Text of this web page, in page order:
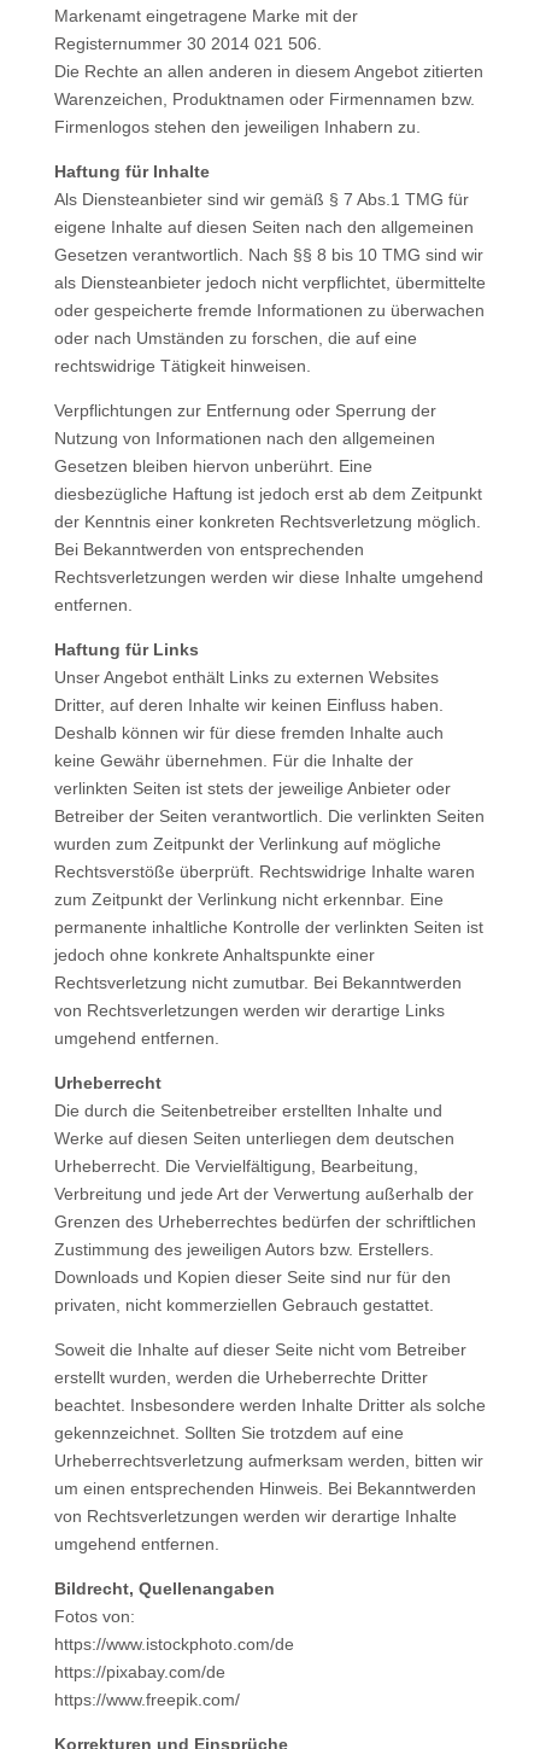
Markenamt eingetragene Marke mit der
Registernummer 30 2014 021 506.
Die Rechte an allen anderen in diesem Angebot zitierten
Warenzeichen, Produktnamen oder Firmennamen bzw.
Firmenlogos stehen den jeweiligen Inhabern zu.
Haftung für Inhalte
Als Diensteanbieter sind wir gemäß § 7 Abs.1 TMG für
eigene Inhalte auf diesen Seiten nach den allgemeinen
Gesetzen verantwortlich. Nach §§ 8 bis 10 TMG sind wir
als Diensteanbieter jedoch nicht verpflichtet, übermittelte
oder gespeicherte fremde Informationen zu überwachen
oder nach Umständen zu forschen, die auf eine
rechtswidrige Tätigkeit hinweisen.
Verpflichtungen zur Entfernung oder Sperrung der
Nutzung von Informationen nach den allgemeinen
Gesetzen bleiben hiervon unberührt. Eine
diesbezügliche Haftung ist jedoch erst ab dem Zeitpunkt
der Kenntnis einer konkreten Rechtsverletzung möglich.
Bei Bekanntwerden von entsprechenden
Rechtsverletzungen werden wir diese Inhalte umgehend
entfernen.
Haftung für Links
Unser Angebot enthält Links zu externen Websites
Dritter, auf deren Inhalte wir keinen Einfluss haben.
Deshalb können wir für diese fremden Inhalte auch
keine Gewähr übernehmen. Für die Inhalte der
verlinkten Seiten ist stets der jeweilige Anbieter oder
Betreiber der Seiten verantwortlich. Die verlinkten Seiten
wurden zum Zeitpunkt der Verlinkung auf mögliche
Rechtsverstöße überprüft. Rechtswidrige Inhalte waren
zum Zeitpunkt der Verlinkung nicht erkennbar. Eine
permanente inhaltliche Kontrolle der verlinkten Seiten ist
jedoch ohne konkrete Anhaltspunkte einer
Rechtsverletzung nicht zumutbar. Bei Bekanntwerden
von Rechtsverletzungen werden wir derartige Links
umgehend entfernen.
Urheberrecht
Die durch die Seitenbetreiber erstellten Inhalte und
Werke auf diesen Seiten unterliegen dem deutschen
Urheberrecht. Die Vervielfältigung, Bearbeitung,
Verbreitung und jede Art der Verwertung außerhalb der
Grenzen des Urheberrechtes bedürfen der schriftlichen
Zustimmung des jeweiligen Autors bzw. Erstellers.
Downloads und Kopien dieser Seite sind nur für den
privaten, nicht kommerziellen Gebrauch gestattet.
Soweit die Inhalte auf dieser Seite nicht vom Betreiber
erstellt wurden, werden die Urheberrechte Dritter
beachtet. Insbesondere werden Inhalte Dritter als solche
gekennzeichnet. Sollten Sie trotzdem auf eine
Urheberrechtsverletzung aufmerksam werden, bitten wir
um einen entsprechenden Hinweis. Bei Bekanntwerden
von Rechtsverletzungen werden wir derartige Inhalte
umgehend entfernen.
Bildrecht, Quellenangaben
Fotos von:
https://www.istockphoto.com/de
https://pixabay.com/de
https://www.freepik.com/
Korrekturen und Einsprüche